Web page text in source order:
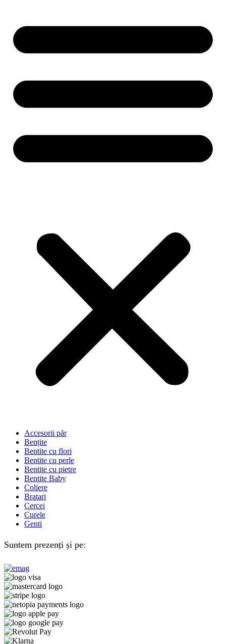
Accesorii păr
Bențite
Bentite cu flori
Bentite cu perle
Bentite cu pietre
Bentite Baby
Coliere
Bratari
Cercei
Curele
Genti
Suntem prezenți și pe: